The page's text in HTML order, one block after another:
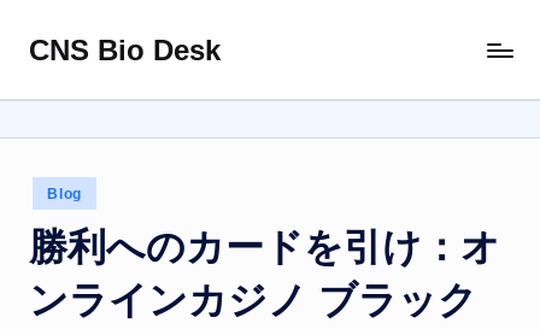
Skip
content
CNS Bio Desk
Life
Story
Posted
in
Blog
勝利へのカードを引け：オ
ンラインカジノ ブラック